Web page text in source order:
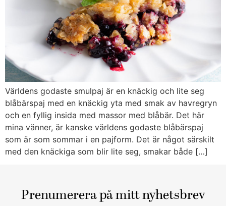
Världens godaste smulpaj är en knäckig och lite seg
blåbärspaj med en knäckig yta med smak av havregryn
och en fyllig insida med massor med blåbär. Det här
mina vänner, är kanske världens godaste blåbärspaj
som är som sommar i en pajform. Det är något särskilt
med den knäckiga som blir lite seg, smakar både […]
Prenumerera på mitt nyhetsbrev